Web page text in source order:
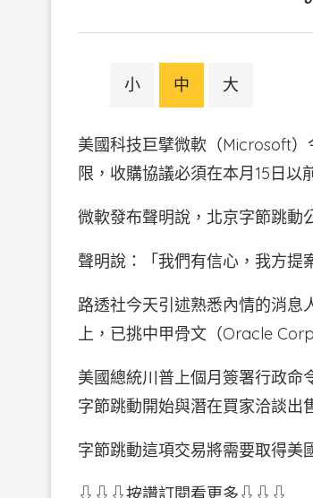
小 中 大
美國科技巨擘微軟（Microsoft
限，收購協議必須在本月15日以
微軟發布聲明說，北京字節跳動
聲明說：「我們有信心，我方提
路透社今天引述熟悉內情的消息
上，已挑中甲骨文（Oracle
美國總統川普上個月簽署行政命
字節跳動開始與潛在買家洽談出
字節跳動這項交易將需要取得美